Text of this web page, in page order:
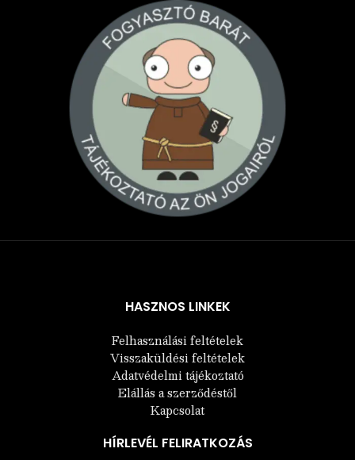
HASZNOS LINKEK
Felhasználási feltételek
Visszaküldési feltételek
Adatvédelmi tájékoztató
Elállás a szerződéstől
Kapcsolat
HÍRLEVÉL FELIRATKOZÁS